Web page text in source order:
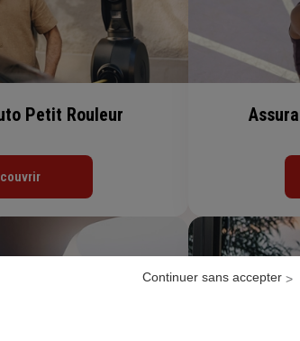
Petit Rouleur
Continuer sans accepter